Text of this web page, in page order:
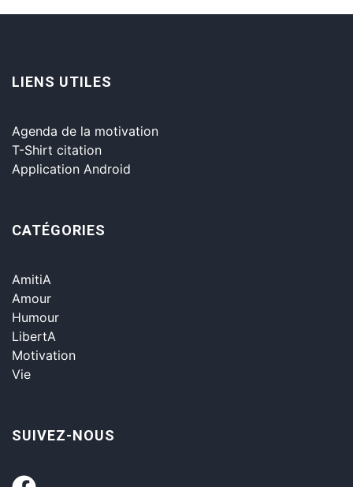
LIENS UTILES
Agenda de la motivation
T-Shirt citation
Application Android
CATÉGORIES
AmitiA
Amour
Humour
LibertA
Motivation
Vie
SUIVEZ-NOUS